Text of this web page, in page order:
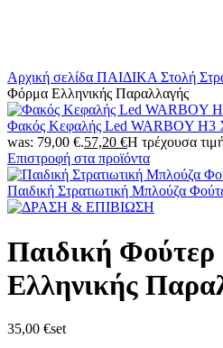
Αρχική σελίδα ΠΑΙΔΙΚΑ Στολή
Φόρμα Ελληνικής Παραλλαγής
Φακός Κεφαλής Led WARBOY H3
was: 79,00 €.57,20 €Η τρέχουσα
Επιστροφή στα προϊόντα
Παιδική Στρατιωτική Μπλούζα
Παιδική
Ελληνικής
35,00 €set